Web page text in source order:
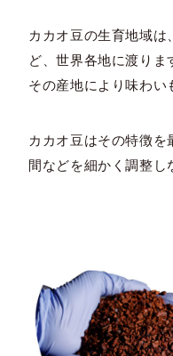
カカオ豆の生育地域は
ど、世界各地に渡りま
その産地により味わい
カカオ豆はその特徴
間などを細かく調整し